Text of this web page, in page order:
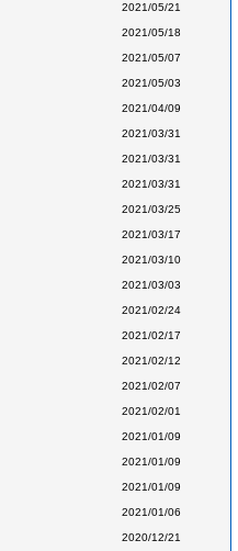
2021/05/21
2021/05/18
2021/05/07
2021/05/03
2021/04/09
2021/03/31
2021/03/31
2021/03/31
2021/03/25
2021/03/17
2021/03/10
2021/03/03
2021/02/24
2021/02/17
2021/02/12
2021/02/07
2021/02/01
2021/01/09
2021/01/09
2021/01/09
2021/01/06
2020/12/21